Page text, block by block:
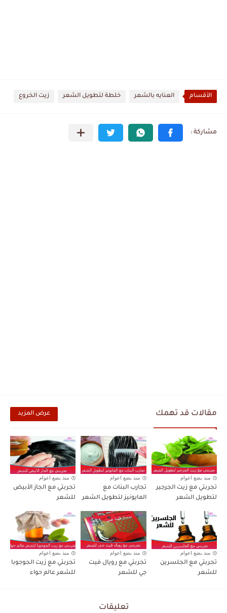
الأقسام العنايه بالشعر خلطة لتطويل الشعر زيت الخروع
مقالات قد تهمك عرض المزيد
منذ بضع اعوام
تجربتي مع زيت الجرجير
لتطويل الشعر
منذ بضع اعوام
تجارب البنات مع
المايونيز لتطويل الشعر
منذ بضع اعوام
تجربتي مع الجاز الأبيض
للشعر
منذ بضع اعوام
تجربتي مع الجلسرين
للشعر
منذ بضع اعوام
تجربتي مع رويال فيت
جي للشعر
منذ بضع اعوام
تجربتي مع زيت الجوجوبا
للشعر عالم حواء
تعليقات